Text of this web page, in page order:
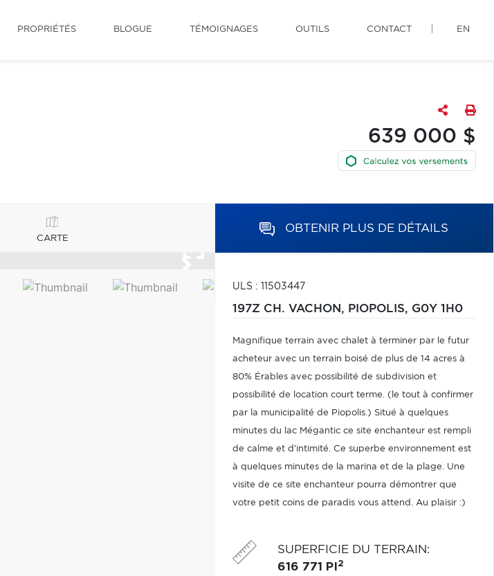
PROPRIÉTÉS BLOGUE TÉMOIGNAGES OUTILS CONTACT EN
639 000 $
CARTE
OBTENIR PLUS DE DÉTAILS
ULS : 11503447
197Z CH. VACHON, PIOPOLIS, G0Y 1H0
Magnifique terrain avec chalet à terminer par le futur
acheteur avec un terrain boisé de plus de 14 acres à
80% Érables avec possibilité de subdivision et
possibilité de location court terme. (le tout à confirmer
par la municipalité de Piopolis.) Situé à quelques
minutes du lac Mégantic ce site enchanteur est rempli
de calme et d'intimité. Ce superbe environnement est
à quelques minutes de la marina et de la plage. Une
visite de ce site enchanteur pourra démontrer que
votre petit coins de paradis vous attend. Au plaisir :)
SUPERFICIE DU TERRAIN:
616 771 PI 2